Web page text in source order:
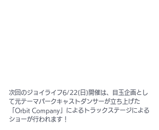
次回のジョイライフ6/22(日)開催は、目玉企画とし
て元テーマパークキャストダンサーが立ち上げた
「Orbit Company」によるトラックステージによる
ショーが行われます！